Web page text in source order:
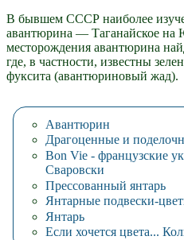
В бывшем СССР наиболее
авантюрина — Таганайское
месторождения авантюрина
где, в частности, известны
фуксита (авантюриновый жад).
Авантюрин
Драгоценные и
Bon Vie - французские
Сваровски
Прессованный янтарь
Янтарные подвески-
Янтарь
Если хочется цвета...